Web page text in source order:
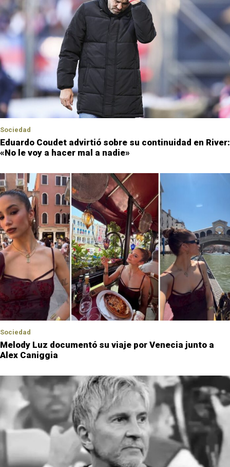
Sociedad
Eduardo Coudet advirtió sobre su continuidad en River:
«No le voy a hacer mal a nadie»
Sociedad
Melody Luz documentó su viaje por Venecia junto a
Alex Caniggia